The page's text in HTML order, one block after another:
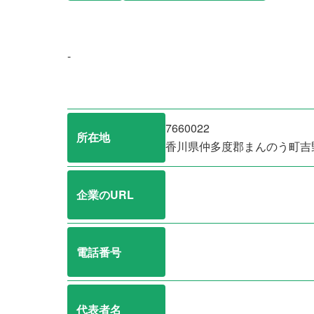
-
所在地
7660022
香川県仲多度郡まんのう町吉
企業のURL
電話番号
代表者名